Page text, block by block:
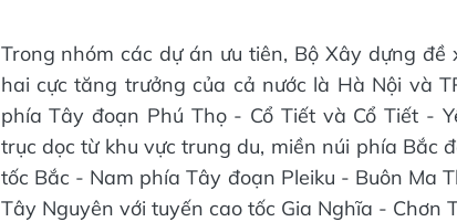
Trong nhóm các dự án ưu tiên, Bộ Xây dựng
hai cực tăng trưởng của cả nước là Hà Nội và
phía Tây đoạn Phú Thọ - Cổ Tiết và Cổ Tiết -
trục dọc từ khu vực trung du, miền núi phía Bắc
tốc Bắc - Nam phía Tây đoạn Pleiku - Buôn Ma
Tây Nguyên với tuyến cao tốc Gia Nghĩa - Chơn